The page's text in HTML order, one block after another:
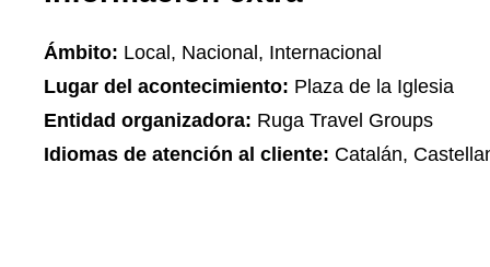
Ámbito: Local, Nacional, Internacional
Lugar del acontecimiento: Plaza de la Iglesia
Entidad organizadora: Ruga Travel Groups
Idiomas de atención al cliente: Catalán,